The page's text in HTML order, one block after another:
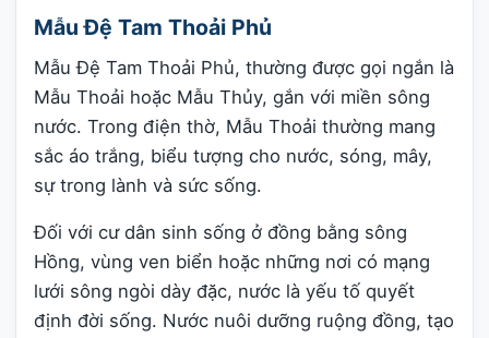
Mẫu Đệ Tam Thoải Phủ
Mẫu Đệ Tam Thoải Phủ, thường được gọi ngắn là
Mẫu Thoải hoặc Mẫu Thủy, gắn với miền sông
nước. Trong điện thờ, Mẫu Thoải thường mang
sắc áo trắng, biểu tượng cho nước, sóng, mây,
sự trong lành và sức sống.
Đối với cư dân sinh sống ở đồng bằng sông
Hồng, vùng ven biển hoặc những nơi có mạng
lưới sông ngòi dày đặc, nước là yếu tố quyết
định đời sống. Nước nuôi dưỡng ruộng đồng, tạo